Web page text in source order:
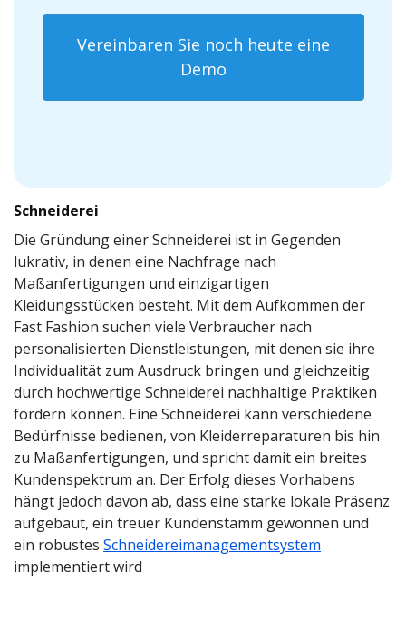
Vereinbaren Sie noch heute eine
Demo
Schneiderei
Die Gründung einer Schneiderei ist in Gegenden
lukrativ, in denen eine Nachfrage nach
Maßanfertigungen und einzigartigen
Kleidungsstücken besteht. Mit dem Aufkommen der
Fast Fashion suchen viele Verbraucher nach
personalisierten Dienstleistungen, mit denen sie ihre
Individualität zum Ausdruck bringen und gleichzeitig
durch hochwertige Schneiderei nachhaltige Praktiken
fördern können. Eine Schneiderei kann verschiedene
Bedürfnisse bedienen, von Kleiderreparaturen bis hin
zu Maßanfertigungen, und spricht damit ein breites
Kundenspektrum an. Der Erfolg dieses Vorhabens
hängt jedoch davon ab, dass eine starke lokale Präsenz
aufgebaut, ein treuer Kundenstamm gewonnen und
ein robustes Schneidereimanagementsystem
implementiert wird